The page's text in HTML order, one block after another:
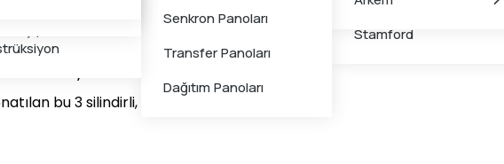
Stamford
Jeneratörler
Senkron Panoları
Transfer Panoları
Dağıtım Panoları
dizel jeneratör,9
güç sağlayarak hem konut hem de
ve dayanıklı bir enerji çözümü sunar.
bu 3 silindirli, su soğutmalı